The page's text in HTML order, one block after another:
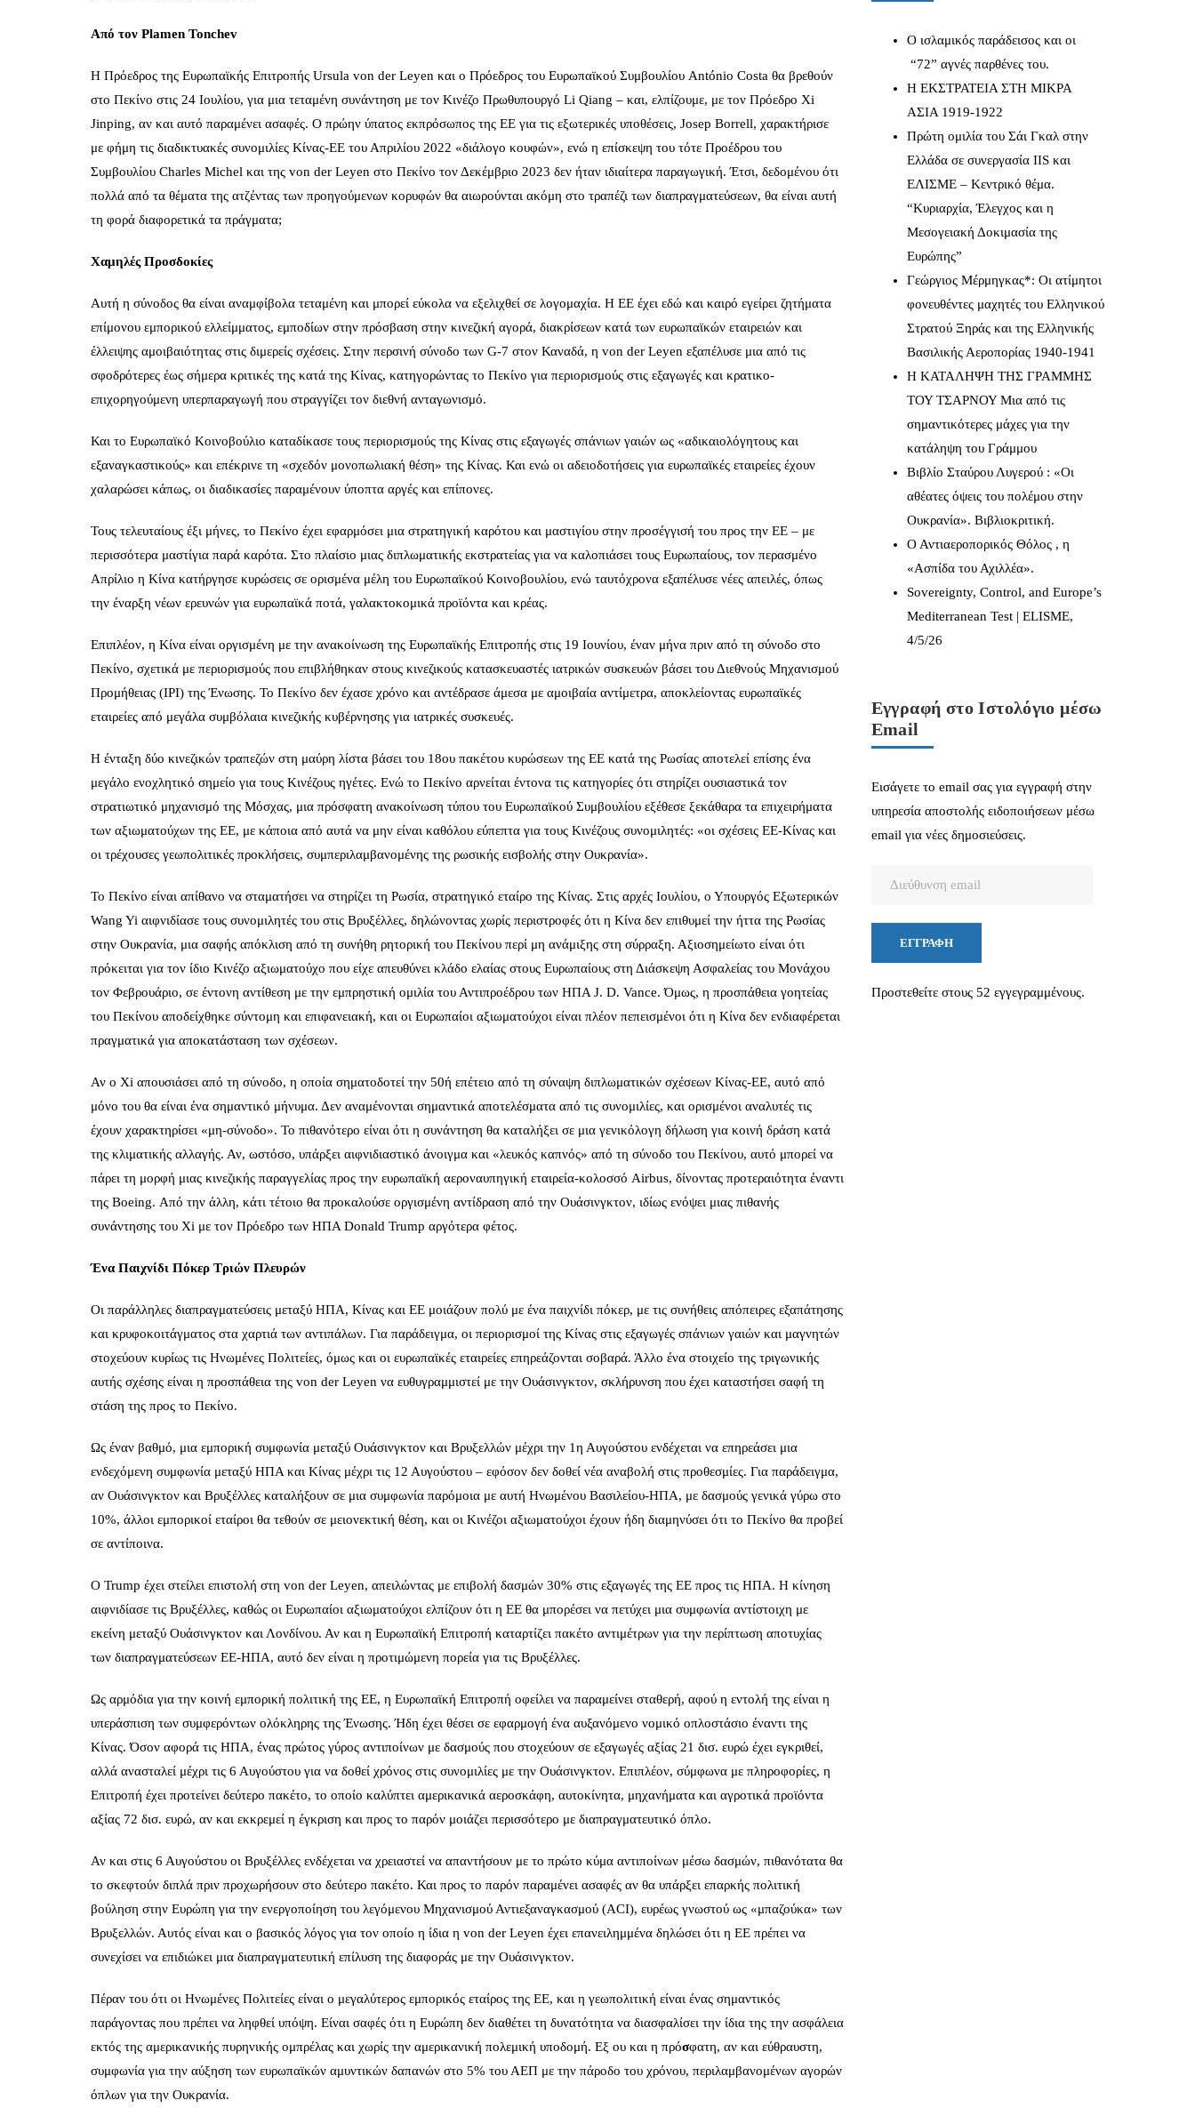
Από τον Plamen Tonchev
Η Πρόεδρος της Ευρωπαϊκής Επιτροπής Ursula von der Leyen και ο Πρόεδρος του Ευρωπαϊκού Συμβουλίου António Costa θα βρεθούν
στο Πεκίνο στις 24 Ιουλίου, για μια τεταμένη συνάντηση με τον Κινέζο Πρωθυπουργό Li Qiang – και, ελπίζουμε, με τον Πρόεδρο Xi
Jinping, αν και αυτό παραμένει ασαφές. Ο πρώην ύπατος εκπρόσωπος της ΕΕ για τις εξωτερικές υποθέσεις, Josep Borrell, χαρακτήρισε
με φήμη τις διαδικτυακές συνομιλίες Κίνας‑ΕΕ του Απριλίου 2022 «διάλογο κουφών», ενώ η επίσκεψη του τότε Προέδρου του
Συμβουλίου Charles Michel και της von der Leyen στο Πεκίνο τον Δεκέμβριο 2023 δεν ήταν ιδιαίτερα παραγωγική. Έτσι, δεδομένου ότι
πολλά από τα θέματα της ατζέντας των προηγούμενων κορυφών θα αιωρούνται ακόμη στο τραπέζι των διαπραγματεύσεων, θα είναι αυτή
τη φορά διαφορετικά τα πράγματα;
Χαμηλές Προσδοκίες
Αυτή η σύνοδος θα είναι αναμφίβολα τεταμένη και μπορεί εύκολα να εξελιχθεί σε λογομαχία. Η ΕΕ έχει εδώ και καιρό εγείρει ζητήματα
επίμονου εμπορικού ελλείμματος, εμποδίων στην πρόσβαση στην κινεζική αγορά, διακρίσεων κατά των ευρωπαϊκών εταιρειών και
έλλειψης αμοιβαιότητας στις διμερείς σχέσεις. Στην περσινή σύνοδο των G‑7 στον Καναδά, η von der Leyen εξαπέλυσε μια από τις
σφοδρότερες έως σήμερα κριτικές της κατά της Κίνας, κατηγορώντας το Πεκίνο για περιορισμούς στις εξαγωγές και κρατικο-
επιχορηγούμενη υπερπαραγωγή που στραγγίζει τον διεθνή ανταγωνισμό.
Και το Ευρωπαϊκό Κοινοβούλιο καταδίκασε τους περιορισμούς της Κίνας στις εξαγωγές σπάνιων γαιών ως «αδικαιολόγητους και
εξαναγκαστικούς» και επέκρινε τη «σχεδόν μονοπωλιακή θέση» της Κίνας. Και ενώ οι αδειοδοτήσεις για ευρωπαϊκές εταιρείες έχουν
χαλαρώσει κάπως, οι διαδικασίες παραμένουν ύποπτα αργές και επίπονες.
Τους τελευταίους έξι μήνες, το Πεκίνο έχει εφαρμόσει μια στρατηγική καρότου και μαστιγίου στην προσέγγισή του προς την ΕΕ – με
περισσότερα μαστίγια παρά καρότα. Στο πλαίσιο μιας διπλωματικής εκστρατείας για να καλοπιάσει τους Ευρωπαίους, τον περασμένο
Απρίλιο η Κίνα κατήργησε κυρώσεις σε ορισμένα μέλη του Ευρωπαϊκού Κοινοβουλίου, ενώ ταυτόχρονα εξαπέλυσε νέες απειλές, όπως
την έναρξη νέων ερευνών για ευρωπαϊκά ποτά, γαλακτοκομικά προϊόντα και κρέας.
Επιπλέον, η Κίνα είναι οργισμένη με την ανακοίνωση της Ευρωπαϊκής Επιτροπής στις 19 Ιουνίου, έναν μήνα πριν από τη σύνοδο στο
Πεκίνο, σχετικά με περιορισμούς που επιβλήθηκαν στους κινεζικούς κατασκευαστές ιατρικών συσκευών βάσει του Διεθνούς Μηχανισμού
Προμήθειας (IPI) της Ένωσης. Το Πεκίνο δεν έχασε χρόνο και αντέδρασε άμεσα με αμοιβαία αντίμετρα, αποκλείοντας ευρωπαϊκές
εταιρείες από μεγάλα συμβόλαια κινεζικής κυβέρνησης για ιατρικές συσκευές.
Η ένταξη δύο κινεζικών τραπεζών στη μαύρη λίστα βάσει του 18ου πακέτου κυρώσεων της ΕΕ κατά της Ρωσίας αποτελεί επίσης ένα
μεγάλο ενοχλητικό σημείο για τους Κινέζους ηγέτες. Ενώ το Πεκίνο αρνείται έντονα τις κατηγορίες ότι στηρίζει ουσιαστικά τον
στρατιωτικό μηχανισμό της Μόσχας, μια πρόσφατη ανακοίνωση τύπου του Ευρωπαϊκού Συμβουλίου εξέθεσε ξεκάθαρα τα επιχειρήματα
των αξιωματούχων της ΕΕ, με κάποια από αυτά να μην είναι καθόλου εύπεπτα για τους Κινέζους συνομιλητές: «οι σχέσεις ΕΕ‑Κίνας και
οι τρέχουσες γεωπολιτικές προκλήσεις, συμπεριλαμβανομένης της ρωσικής εισβολής στην Ουκρανία».
Το Πεκίνο είναι απίθανο να σταματήσει να στηρίζει τη Ρωσία, στρατηγικό εταίρο της Κίνας. Στις αρχές Ιουλίου, ο Υπουργός Εξωτερικών
Wang Yi αιφνιδίασε τους συνομιλητές του στις Βρυξέλλες, δηλώνοντας χωρίς περιστροφές ότι η Κίνα δεν επιθυμεί την ήττα της Ρωσίας
στην Ουκρανία, μια σαφής απόκλιση από τη συνήθη ρητορική του Πεκίνου περί μη ανάμιξης στη σύρραξη. Αξιοσημείωτο είναι ότι
πρόκειται για τον ίδιο Κινέζο αξιωματούχο που είχε απευθύνει κλάδο ελαίας στους Ευρωπαίους στη Διάσκεψη Ασφαλείας του Μονάχου
τον Φεβρουάριο, σε έντονη αντίθεση με την εμπρηστική ομιλία του Αντιπροέδρου των ΗΠΑ J. D. Vance. Όμως, η προσπάθεια γοητείας
του Πεκίνου αποδείχθηκε σύντομη και επιφανειακή, και οι Ευρωπαίοι αξιωματούχοι είναι πλέον πεπεισμένοι ότι η Κίνα δεν ενδιαφέρεται
πραγματικά για αποκατάσταση των σχέσεων.
Αν ο Xi απουσιάσει από τη σύνοδο, η οποία σηματοδοτεί την 50ή επέτειο από τη σύναψη διπλωματικών σχέσεων Κίνας‑ΕΕ, αυτό από
μόνο του θα είναι ένα σημαντικό μήνυμα. Δεν αναμένονται σημαντικά αποτελέσματα από τις συνομιλίες, και ορισμένοι αναλυτές τις
έχουν χαρακτηρίσει «μη‑σύνοδο». Το πιθανότερο είναι ότι η συνάντηση θα καταλήξει σε μια γενικόλογη δήλωση για κοινή δράση κατά
της κλιματικής αλλαγής. Αν, ωστόσο, υπάρξει αιφνιδιαστικό άνοιγμα και «λευκός καπνός» από τη σύνοδο του Πεκίνου, αυτό μπορεί να
πάρει τη μορφή μιας κινεζικής παραγγελίας προς την ευρωπαϊκή αεροναυπηγική εταιρεία-κολοσσό Airbus, δίνοντας προτεραιότητα έναντι
της Boeing. Από την άλλη, κάτι τέτοιο θα προκαλούσε οργισμένη αντίδραση από την Ουάσινγκτον, ιδίως ενόψει μιας πιθανής
συνάντησης του Xi με τον Πρόεδρο των ΗΠΑ Donald Trump αργότερα φέτος.
Ένα Παιχνίδι Πόκερ Τριών Πλευρών
Οι παράλληλες διαπραγματεύσεις μεταξύ ΗΠΑ, Κίνας και ΕΕ μοιάζουν πολύ με ένα παιχνίδι πόκερ, με τις συνήθεις απόπειρες εξαπάτησης
και κρυφοκοιτάγματος στα χαρτιά των αντιπάλων. Για παράδειγμα, οι περιορισμοί της Κίνας στις εξαγωγές σπάνιων γαιών και μαγνητών
στοχεύουν κυρίως τις Ηνωμένες Πολιτείες, όμως και οι ευρωπαϊκές εταιρείες επηρεάζονται σοβαρά. Άλλο ένα στοιχείο της τριγωνικής
αυτής σχέσης είναι η προσπάθεια της von der Leyen να ευθυγραμμιστεί με την Ουάσινγκτον, σκλήρυνση που έχει καταστήσει σαφή τη
στάση της προς το Πεκίνο.
Ως έναν βαθμό, μια εμπορική συμφωνία μεταξύ Ουάσινγκτον και Βρυξελλών μέχρι την 1η Αυγούστου ενδέχεται να επηρεάσει μια
ενδεχόμενη συμφωνία μεταξύ ΗΠΑ και Κίνας μέχρι τις 12 Αυγούστου – εφόσον δεν δοθεί νέα αναβολή στις προθεσμίες. Για παράδειγμα,
αν Ουάσινγκτον και Βρυξέλλες καταλήξουν σε μια συμφωνία παρόμοια με αυτή Ηνωμένου Βασιλείου‑ΗΠΑ, με δασμούς γενικά γύρω στο
10%, άλλοι εμπορικοί εταίροι θα τεθούν σε μειονεκτική θέση, και οι Κινέζοι αξιωματούχοι έχουν ήδη διαμηνύσει ότι το Πεκίνο θα προβεί
σε αντίποινα.
Ο Trump έχει στείλει επιστολή στη von der Leyen, απειλώντας με επιβολή δασμών 30% στις εξαγωγές της ΕΕ προς τις ΗΠΑ. Η κίνηση
αιφνιδίασε τις Βρυξέλλες, καθώς οι Ευρωπαίοι αξιωματούχοι ελπίζουν ότι η ΕΕ θα μπορέσει να πετύχει μια συμφωνία αντίστοιχη με
εκείνη μεταξύ Ουάσινγκτον και Λονδίνου. Αν και η Ευρωπαϊκή Επιτροπή καταρτίζει πακέτο αντιμέτρων για την περίπτωση αποτυχίας
των διαπραγματεύσεων ΕΕ‑ΗΠΑ, αυτό δεν είναι η προτιμώμενη πορεία για τις Βρυξέλλες.
Ως αρμόδια για την κοινή εμπορική πολιτική της ΕΕ, η Ευρωπαϊκή Επιτροπή οφείλει να παραμείνει σταθερή, αφού η εντολή της είναι η
υπεράσπιση των συμφερόντων ολόκληρης της Ένωσης. Ήδη έχει θέσει σε εφαρμογή ένα αυξανόμενο νομικό οπλοστάσιο έναντι της
Κίνας. Όσον αφορά τις ΗΠΑ, ένας πρώτος γύρος αντιποίνων με δασμούς που στοχεύουν σε εξαγωγές αξίας 21 δισ. ευρώ έχει εγκριθεί,
αλλά ανασταλεί μέχρι τις 6 Αυγούστου για να δοθεί χρόνος στις συνομιλίες με την Ουάσινγκτον. Επιπλέον, σύμφωνα με πληροφορίες, η
Επιτροπή έχει προτείνει δεύτερο πακέτο, το οποίο καλύπτει αμερικανικά αεροσκάφη, αυτοκίνητα, μηχανήματα και αγροτικά προϊόντα
αξίας 72 δισ. ευρώ, αν και εκκρεμεί η έγκριση και προς το παρόν μοιάζει περισσότερο με διαπραγματευτικό όπλο.
Αν και στις 6 Αυγούστου οι Βρυξέλλες ενδέχεται να χρειαστεί να απαντήσουν με το πρώτο κύμα αντιποίνων μέσω δασμών, πιθανότατα θα
το σκεφτούν διπλά πριν προχωρήσουν στο δεύτερο πακέτο. Και προς το παρόν παραμένει ασαφές αν θα υπάρξει επαρκής πολιτική
βούληση στην Ευρώπη για την ενεργοποίηση του λεγόμενου Μηχανισμού Αντιεξαναγκασμού (ACI), ευρέως γνωστού ως «μπαζούκα» των
Βρυξελλών. Αυτός είναι και ο βασικός λόγος για τον οποίο η ίδια η von der Leyen έχει επανειλημμένα δηλώσει ότι η ΕΕ πρέπει να
συνεχίσει να επιδιώκει μια διαπραγματευτική επίλυση της διαφοράς με την Ουάσινγκτον.
Πέραν του ότι οι Ηνωμένες Πολιτείες είναι ο μεγαλύτερος εμπορικός εταίρος της ΕΕ, και η γεωπολιτική είναι ένας σημαντικός
παράγοντας που πρέπει να ληφθεί υπόψη. Είναι σαφές ότι η Ευρώπη δεν διαθέτει τη δυνατότητα να διασφαλίσει την ίδια της την ασφάλεια
εκτός της αμερικανικής πυρηνικής ομπρέλας και χωρίς την αμερικανική πολεμική υποδομή. Εξ ου και η πρόσφατη, αν και εύθραυστη,
συμφωνία για την αύξηση των ευρωπαϊκών αμυντικών δαπανών στο 5% του ΑΕΠ με την πάροδο του χρόνου, περιλαμβανομένων αγορών
όπλων για την Ουκρανία.
Ο ισλαμικός παράδεισος και οι
“72” αγνές παρθένες του.
Η ΕΚΣΤΡΑΤΕΙΑ ΣΤΗ ΜΙΚΡΑ
ΑΣΙΑ 1919-1922
Πρώτη ομιλία του Σάι Γκαλ στην
Ελλάδα σε συνεργασία IIS και
ΕΛΙΣΜΕ – Κεντρικό θέμα.
“Κυριαρχία, Έλεγχος και η
Μεσογειακή Δοκιμασία της
Ευρώπης”
Γεώργιος Μέρμηγκας*: Οι ατίμητοι
φονευθέντες μαχητές του Ελληνικού
Στρατού Ξηράς και της Ελληνικής
Βασιλικής Αεροπορίας 1940-1941
Η ΚΑΤΑΛΗΨΗ ΤΗΣ ΓΡΑΜΜΗΣ
ΤΟΥ ΤΣΑΡΝΟΥ Μια από τις
σημαντικότερες μάχες για την
κατάληψη του Γράμμου
Βιβλίο Σταύρου Λυγερού : «Οι
αθέατες όψεις του πολέμου στην
Ουκρανία». Βιβλιοκριτική.
Ο Αντιαεροπορικός Θόλος , η
«Ασπίδα του Αχιλλέα».
Sovereignty, Control, and Europe’s
Mediterranean Test | ELISME,
4/5/26
Εγγραφή στο Ιστολόγιο μέσω
Email
Εισάγετε το email σας για εγγραφή στην
υπηρεσία αποστολής ειδοποιήσεων μέσω
email για νέες δημοσιεύσεις.
ΕΓΓΡΑΦΉ
Προστεθείτε στους 52 εγγεγραμμένους.